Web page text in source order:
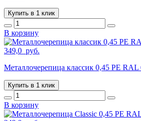
Купить в 1 клик
В корзину
349,0 руб.
Металлочерепица классик 0,45 PE
Купить в 1 клик
В корзину